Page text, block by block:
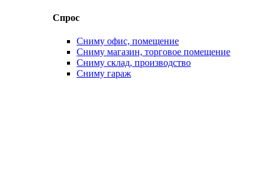
Спрос
Сниму офис, помещение
Сниму магазин, торговое помещение
Сниму склад, производство
Сниму гараж